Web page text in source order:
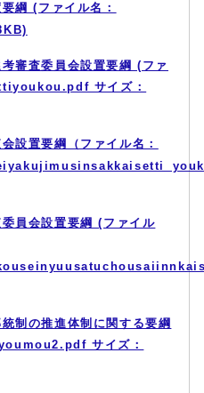
綱 (ファイル名：
審査委員会設置要綱 (ファ
サイズ：
設置要綱（ファイル名：
員会設置要綱 (ファイル
制の推進体制に関する要綱
サイズ：